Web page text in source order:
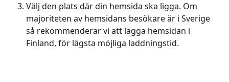
Välj den plats där din hemsida ska ligga. Om
majoriteten av hemsidans besökare är i Sverige
så rekommenderar vi att lägga hemsidan i
Finland, för lägsta möjliga laddningstid.